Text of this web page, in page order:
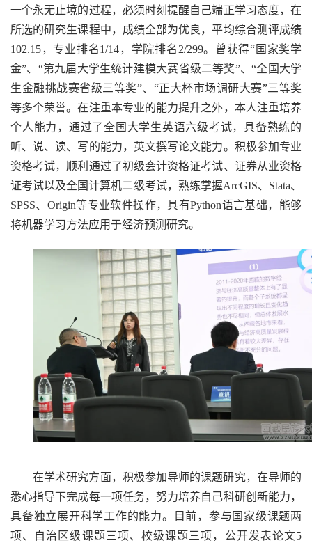
一个永无止境的过程，必须时刻提醒自己端正学习态度，在
所选的研究生课程中，成绩全部为优良，平均综合测评成绩
102.15，专业排名1/14，学院排名2/299。曾获得“国家奖学
金”、“第九届大学生统计建模大赛省级二等奖”、“全国大学
生金融挑战赛省级三等奖”、“正大杯市场调研大赛”三等奖
等多个荣誉。在注重本专业的能力提升之外，本人注重培养
个人能力，通过了全国大学生英语六级考试，具备熟练的
听、说、读、写的能力，英文撰写论文能力。积极参加专业
资格考试，顺利通过了初级会计资格证考试、证券从业资格
证考试以及全国计算机二级考试，熟练掌握ArcGIS、Stata、
SPSS、Origin等专业软件操作，具有Python语言基础，能够
将机器学习方法应用于经济预测研究。
在学术研究方面，积极参加导师的课题研究，在导师的
悉心指导下完成每一项任务，努力培养自己科研创新能力，
具备独立展开科学工作的能力。目前，参与国家级课题两
项、自治区级课题三项、校级课题三项，公开发表论文5